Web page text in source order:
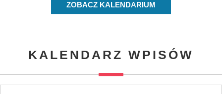
ZOBACZ KALENDARIUM
KALENDARZ WPISÓW